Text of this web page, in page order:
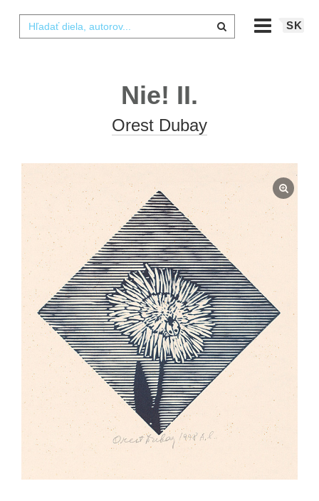
SK
Nie! II.
Orest Dubay